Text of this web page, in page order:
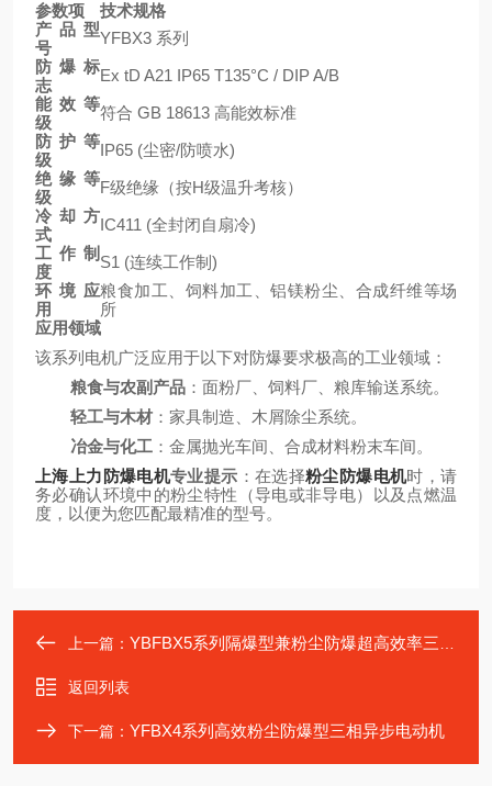
参数项
技术规格
产品型
号
YFBX3 系列
防爆标
志
Ex tD A21 IP65 T135°C / DIP A/B
能效等
级
符合 GB 18613 高能效标准
防护等
级
IP65 (尘密/防喷水)
绝缘等
级
F级绝缘（按H级温升考核）
冷却方
式
IC411 (全封闭自扇冷)
工作制
度
S1 (连续工作制)
环境应
用
粮食加工、饲料加工、铝镁粉尘、合成纤维等场
所
应用领域
该系列电机广泛应用于以下对防爆要求极高的工业领域：
粮食与农副产品 ：面粉厂、饲料厂、粮库输送系统。
轻工与木材 ：家具制造、木屑除尘系统。
冶金与化工 ：金属抛光车间、合成材料粉末车间。
上海上力防爆电机专业提示 ：在选择粉尘防爆电机时，请
务必确认环境中的粉尘特性（导电或非导电）以及点燃温
度，以便为您匹配最精准的型号。
上一篇： YBFBX5系列隔爆型兼粉尘防爆超高效率三相异步电动机
返回列表
下一篇： YFBX4系列高效粉尘防爆型三相异步电动机